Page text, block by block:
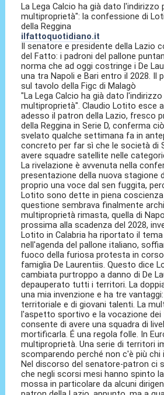
La Lega Calcio ha già dato l'indirizzo
multiproprietà": la confessione di
della Reggina
ilfattoquotidiano.it
Il senatore e presidente della Lazio
del Fatto: i padroni del pallone
norma che ad oggi costringe i De
una tra Napoli e Bari entro il 2028. Il
sul tavolo della Figc di Malagò
"La Lega Calcio ha già dato
multiproprietà". Claudio Lotito esce
adesso il patron della Lazio, fresco
della Reggina in Serie D, conferma
svelato qualche settimana fa in
concreto per far sì che le società di
avere squadre satellite nelle
La rivelazione è avvenuta nella
presentazione della nuova stagione
proprio una voce dal sen fuggita,
Lotito sono dette in piena
questione sembrava finalmente
multiproprietà rimasta, quella di
prossima alla scadenza del 2028,
Lotito in Calabria ha riportato il
nell'agenda del pallone italiano,
fuoco della furiosa protesta in
famiglia De Laurentiis. Questo dice
cambiata purtroppo a danno di De
depauperato tutti i territori. La
una mia invenzione e ha tre
territoriale e di giovani talenti. La
l'aspetto sportivo e la vocazione dei
consente di avere una squadra di
mortificarla. É una regola folle. In
multiproprietà. Una serie di territori
scomparendo perché non c'è più chi
Nel discorso del senatore-patron ci
che negli scorsi mesi hanno spinto la
mossa in particolare da alcuni